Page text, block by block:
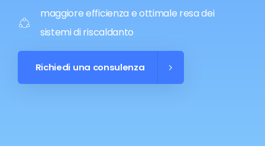
maggiore efficienza e ottimale resa dei
sistemi di riscaldanto
Richiedi una consulenza